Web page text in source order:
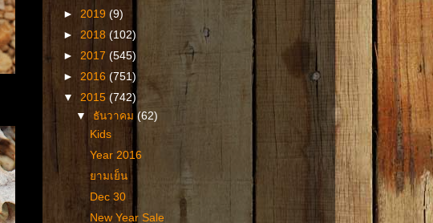
► 2019 (9)
► 2018 (102)
► 2017 (545)
► 2016 (751)
▼ 2015 (742)
▼ ธันวาคม(62)
Kids
Year 2016
ยามเย็น
Dec 30
New Year Sale